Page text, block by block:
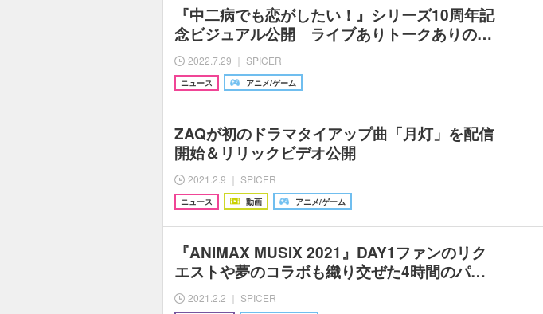
『中二病でも恋がしたい！』シリーズ10周年記
念ビジュアル公開 ライブありトークありの…
2022.7.29 ｜ SPICER
ニュース アニメ/ゲーム
ZAQが初のドラマタイアップ曲「月灯」を配信
開始＆リリックビデオ公開
2021.2.9 ｜ SPICER
ニュース 動画 アニメ/ゲーム
『ANIMAX MUSIX 2021』DAY1ファンのリク
エストや夢のコラボも織り交ぜた4時間のパ…
2021.2.2 ｜ SPICER